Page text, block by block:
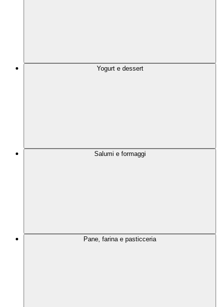
Yogurt e dessert
Salumi e formaggi
Pane, farina e pasticceria